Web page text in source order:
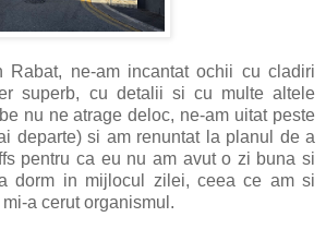
Rabat, ne-am incantat ochii cu cladiri
superb, cu detalii si cu multe altele
nu ne atrage deloc, ne-am uitat peste
departe) si am renuntat la planul de a
pentru ca eu nu am avut o zi buna si
dorm in mijlocul zilei, ceea ce am si
a cerut organismul.